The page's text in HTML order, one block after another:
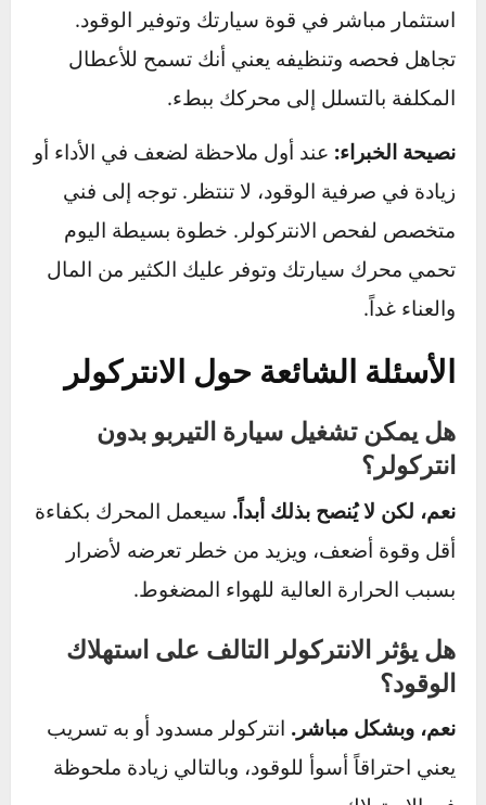
أي بقايا من مادة التنظيف بالداخل.
الاختبارات المتقدمة
اختبار تسرب الضغط (Boost Leak Test): إذا
كنت تشك بوجود تسريب غير مرئي، يمكن للفني
المختص إجراء هذا الاختبار عن طريق ضخ هواء
مضغوط في النظام والاستماع لصوت التسريب أو
استخدام رغوة الصابون لتحديد مكانه بدقة.
خطوتك التالية – لا تتجاهل هذا
الجزء المهم
الاهتمام بالانتركولر ليس مجرد صيانة دورية، بل هو
استثمار مباشر في قوة سيارتك وتوفير الوقود.
تجاهل فحصه وتنظيفه يعني أنك تسمح للأعطال
المكلفة بالتسلل إلى محركك ببطء.
نصيحة الخبراء:عند أول ملاحظة لضعف في الأداء أو
زيادة في صرفية الوقود، لا تنتظر. توجه إلى فني
متخصص لفحص الانتركولر. خطوة بسيطة اليوم
تحمي محرك سيارتك وتوفر عليك الكثير من المال